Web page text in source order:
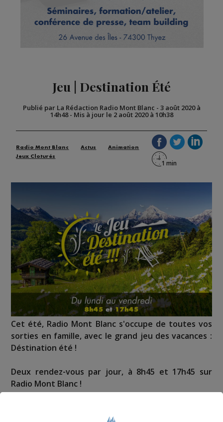
Jeu | Destination Été
Publié par La Rédaction Radio Mont Blanc - 3 août 2020 à
14h48- Mis à jour le 2 août 2020 à 10h38
Radio Mont Blanc Actus
Animation
Jeux Cloturés
Cet été, Radio Mont Blanc s'occupe de toutes vos
sorties en famille, avec le grand jeu des vacances :
Déstination été !
Deux rendez-vous par jour, à 8h45 et 17h45 sur
Radio Mont Blanc !